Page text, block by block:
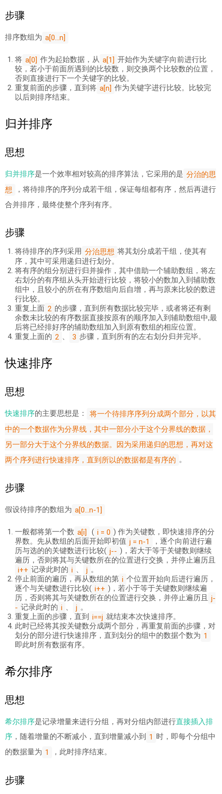
步骤
排序数组为 a[0...n]
将 a[0] 作为起始数据，从 a[1] 开始作为关键字向前进行比
较，若小于前面所遇到的比较数，则交换两个比较数的位置，
否则直接进行下一个关键字的比较。
重复前面的步骤，直到将 a[n] 作为关键字进行比较。比较完
以后则排序结束。
归并排序
思想
归并排序是一个效率相对较高的排序算法，它采用的是 分治的思
想
，将待排序的序列分成若干组，保证每组都有序，然后再进行
合并排序，最终使整个序列有序。
步骤
将待排序的序列采用 分治思想 将其划分成若干组，使其有
序，其中可采用递归进行划分。
将有序的组分别进行归并操作，其中借助一个辅助数组，将左
右划分的有序组从头开始进行比较，将较小的数加入到辅助数
组中，且较小的所在有序数组向后自增，再与原来比较的数进
行比较。
重复上面 2 的步骤，直到所有数据比较完毕，或者将还有剩
余数未比较的有序数据直接按原有的顺序加入到辅助数组中,最
后将已经排好序的辅助数组加入到原有数组的相应位置。
重复上面的 2 、 3 步骤，直到所有的左右划分归并完毕。
快速排序
思想
快速排序的主要思想是：
将一个待排序序列分成两个部分，以其
中的一个数据作为分界线，其中一部分小于这个分界线的数据，
另一部分大于这个分界线的数据。因为采用递归的思想，再对这
两个序列进行快速排序，直到所以的数据都是有序的 。
步骤
假设待排序的数组为 a[0...n-1]
一般都将第一个数 a[i] ( i = 0 ) 作为关键数，即快速排序的分
界数。先从数组的后面开始即初值 j = n-1
，逐个向前进行遍
历与选的的关键数进行比较( j-- )，若大于等于关键数则继续
遍历，否则将其与关键数所在的位置进行交换，并停止遍历且
i++ 记录此时的 i 、 j 。
停止前面的遍历，再从数组的第 i 个位置开始向后进行遍历，
逐个与关键数进行比较( i++ )，若小于等于关键数则继续遍
历，否则将其与关键数所在的位置进行交换，并停止遍历且 j-
- 记录此时的 i 、 j 。
重复上面的步骤，直到 i==j 就结束本次快速排序。
此时已经将其按关键数分成两个部分，再重复前面的步骤，对
划分的部分进行快速排序，直到划分的组中的数据个数为 1
即此时所有数据有序。
希尔排序
思想
希尔排序是记录增量来进行分组，再对分组内部进行直接插入排
序 ，随着增量的不断减小，直到增量减小到 1 时，即每个分组中
的数据量为 1 ，此时排序结束。
步骤